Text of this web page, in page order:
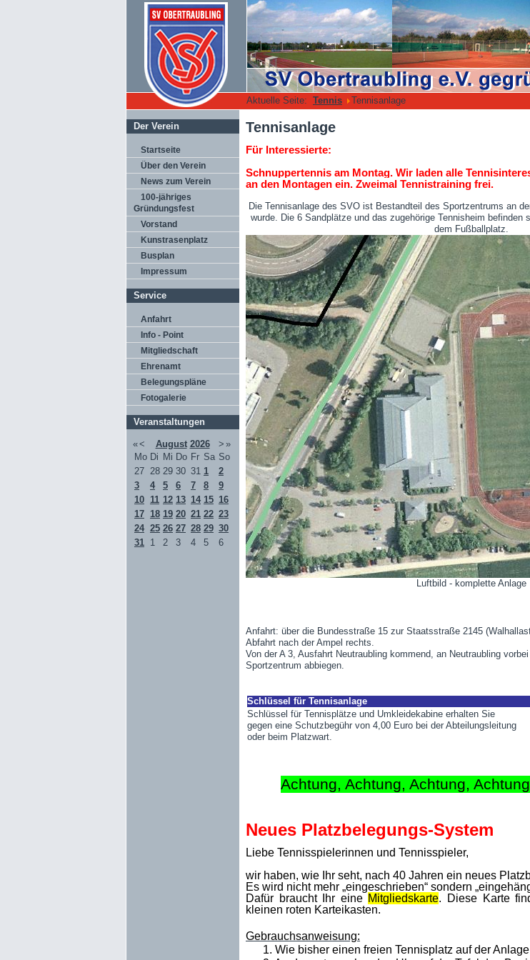
Aktuelle Seite: Tennis Tennisanlage
Der Verein
Startseite
Über den Verein
News zum Verein
100-jähriges
Gründungsfest
Vorstand
Kunstrasenplatz
Busplan
Impressum
Service
Anfahrt
Info - Point
Mitgliedschaft
Ehrenamt
Belegungspläne
Fotogalerie
Veranstaltungen
«< August 2026 > »
Mo Di Mi Do Fr Sa So
27 28 29 30 31 1
2
3
4 5 6 7 8
9
10 11 12 13 14 15 16
17 18 19 20 21 22 23
24 25 26 27 28 29 30
31 1 2 3 4 5 6
Tennisanlage
Für Interessierte:
Schnuppertennis am Montag. Wir laden alle
an den Montagen ein. Zweimal Tennistraining frei.
Die Tennisanlage des SVO ist Bestandteil des Sportzentrums an
wurde. Die 6 Sandplätze und das zugehörige Tennisheim
dem Fußballplatz.
Luftbild - komplette Anlage
Anfahrt: über die Bundesstraße 15 zur Staatsstraße 2145
Abfahrt nach der Ampel rechts.
Von der A 3, Ausfahrt Neutraubling kommend, an Neutraubling
Sportzentrum abbiegen.
Schlüssel für Tennisanlage
Schlüssel für Tennisplätze und Umkleidekabine erhalten Sie
gegen eine Schutzbegühr von 4,00 Euro bei der Abteilungsleitung
oder beim Platzwart.
Achtung, Achtung, Achtung,
Neues Platzbelegungs-System
Liebe Tennisspielerinnen und Tennisspieler,
wir haben, wie Ihr seht, nach 40 Jahren ein neues
Es wird nicht mehr „eingeschrieben“ sondern
Dafür braucht Ihr eine Mitgliedskarte. Diese Karte
kleinen roten Karteikasten.
Gebrauchsanweisung:
1. Wie bisher einen freien Tennisplatz auf der